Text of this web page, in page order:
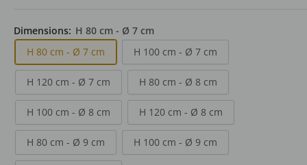
Dimensions: H 80 cm - Ø 7 cm
H 80 cm - Ø 7 cm
H 100 cm - Ø 7 cm
H 120 cm - Ø 7 cm H 80 cm - Ø 8 cm
H 100 cm - Ø 8 cm H 120 cm - Ø 8 cm
H 80 cm - Ø 9 cm H 100 cm - Ø 9 cm